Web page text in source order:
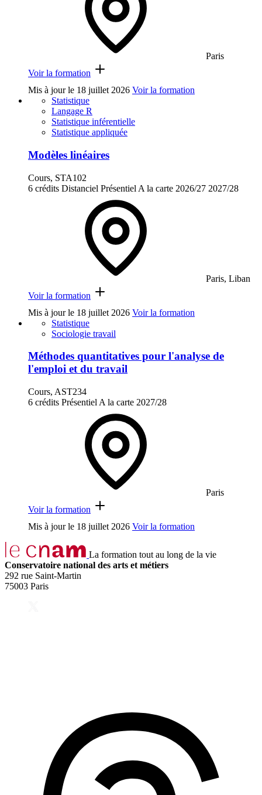
Paris
Voir la formation
Mis à jour le 18 juillet 2026 Voir la formation
Statistique
Langage R
Statistique inférentielle
Statistique appliquée
Modèles linéaires
Cours, STA102
6 crédits Distanciel Présentiel A la carte 2026/27 2027/28
Paris, Liban
Voir la formation
Mis à jour le 18 juillet 2026 Voir la formation
Statistique
Sociologie travail
Méthodes quantitatives pour l'analyse de
l'emploi et du travail
Cours, AST234
6 crédits Présentiel A la carte 2027/28
Paris
Voir la formation
Mis à jour le 18 juillet 2026 Voir la formation
La formation tout au long de la vie
Conservatoire national des arts et métiers
292 rue Saint-Martin
75003 Paris